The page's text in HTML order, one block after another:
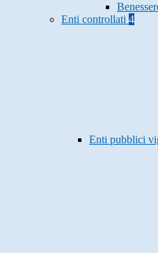
Enti controllati 4
Enti pubblici